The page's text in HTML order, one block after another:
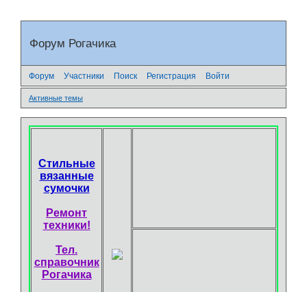
Форум Рогачика
Форум Участники Поиск Регистрация Войти
Активные темы
Стильные
вязанные
сумочки
Ремонт
техники!
Тел.
справочник
Рогачика